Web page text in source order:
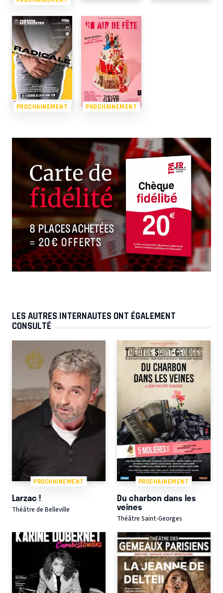
PROCHAINEMENT PROCHAINEMENT
LES AUTRES INTERNAUTES ONT ÉGALEMENT
CONSULTÉ
PROCHAINEMENT
Larzac !
Théâtre de Belleville
PROCHAINEMENT
Du charbon dans les
veines
Théâtre Saint-Georges